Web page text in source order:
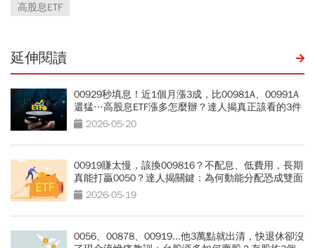
高股息ETF
延伸閱讀
00929秒填息！近1個月漲3成，比00981A、00991A
還猛…高股息ETF漲多怎麼辦？達人揭真正該看的3件
事 2026-05-20
00919賺太慢，該換009816？不配息、低費用，長期
真能打贏0050？達人揭關鍵：為何動能分配恐成雙面
刃 2026-05-19
0056、00878、00919...他3萬點就出清，快退休卻沒